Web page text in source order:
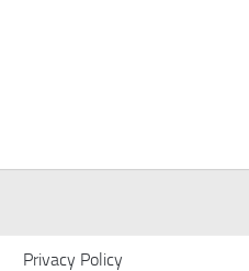
Privacy Policy